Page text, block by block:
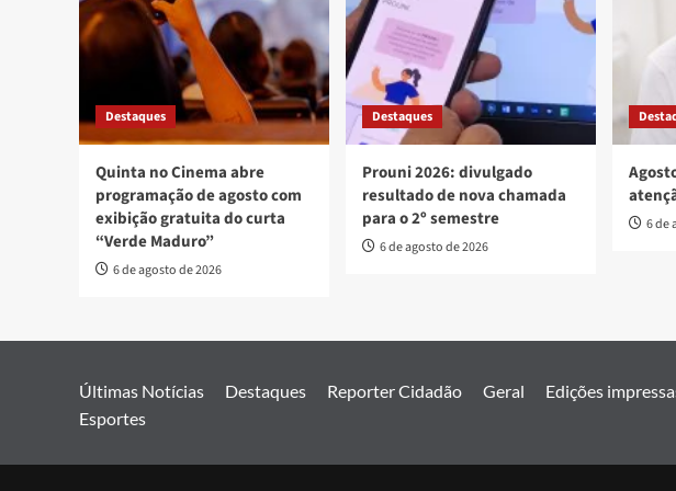
Destaques
Quinta no Cinema abre
programação de agosto com
exibição gratuita do curta
“Verde Maduro”
6 de agosto de 2026
Destaques
Prouni 2026: divulgado
resultado de nova chamada
para o 2º semestre
6 de agosto de 2026
6 de
Últimas Notícias Destaques Reporter Cidadão Geral Edições
Esportes